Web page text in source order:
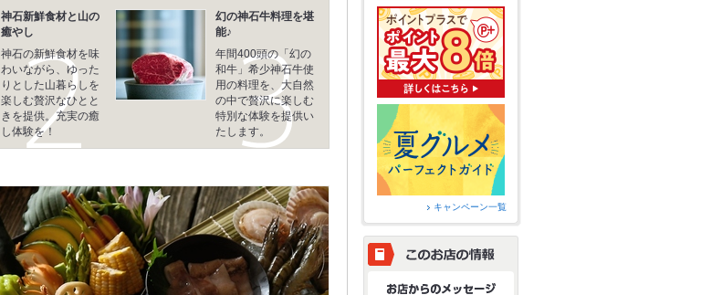
神石新鮮食材と山の
癒やし
神石の新鮮食材を味
わいながら、ゆった
りとした山暮らしを
楽しむ贅沢なひとと
きを提供。充実の癒
し体験を！
幻の神石牛料理を堪
能♪
年間400頭の「幻の
和牛」希少神石牛使
用の料理を、大自然
の中で贅沢に楽しむ
特別な体験を提供い
たします。
キャンペーン一覧